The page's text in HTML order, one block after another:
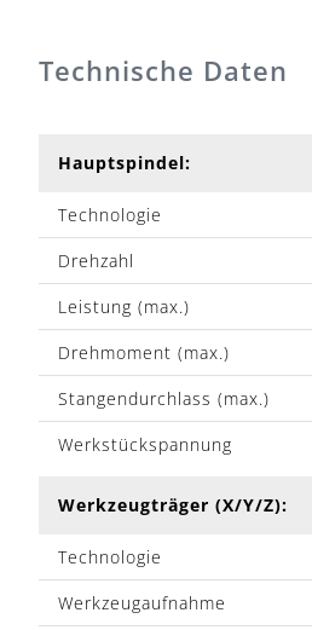
Technische Daten
Hauptspindel:
Technologie
Drehzahl
Leistung (max.)
Drehmoment (max.)
Stangendurchlass (max.)
Werkstückspannung
Werkzeugträger (X/Y/Z):
Technologie
Werkzeugaufnahme